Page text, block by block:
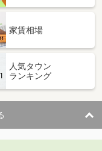
穂区東栄町１
家賃相場
人気タウン
ランキング